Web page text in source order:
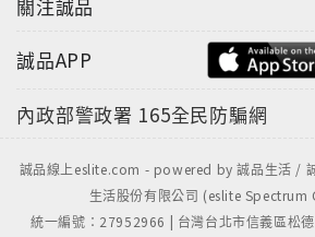
關注誠品
誠品APP
內政部警政署 165全民防騙網
誠品線上eslite.com - powered by 誠品生活 /
生活股份有限公司 (eslite
統一編號：27952966 | 台灣台北市信義區松